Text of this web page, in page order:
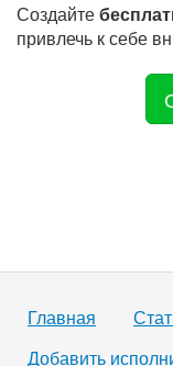
Создайте
привлечь к себе
Главная
Добавить